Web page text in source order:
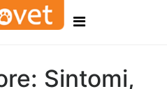
Sintomi,